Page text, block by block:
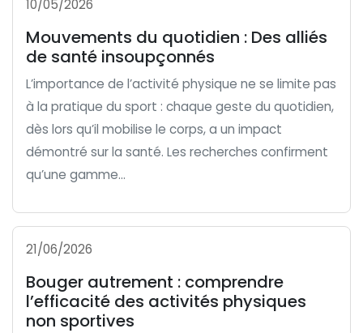
10/05/2026
Mouvements du quotidien : Des alliés
de santé insoupçonnés
L’importance de l’activité physique ne se limite pas
à la pratique du sport : chaque geste du quotidien,
dès lors qu’il mobilise le corps, a un impact
démontré sur la santé. Les recherches confirment
qu’une gamme...
21/06/2026
Bouger autrement : comprendre
l’efficacité des activités physiques
non sportives